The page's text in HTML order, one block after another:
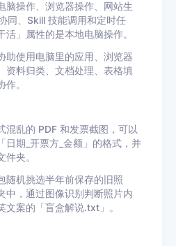
脑操作、浏览器操作、网站生
同、Skill 技能调用和定时任
活」属性的是本地电脑操作。
助使用电脑里的应用、浏览器
资料归类、文档处理、表格填
。
混乱的 PDF 和发票截图，可以
日期_开票方_金额」的格式，并
夹。
随机挑选半年前保存的旧照
中，通过图像识别判断照片内
文案的「盲盒解说.txt」。